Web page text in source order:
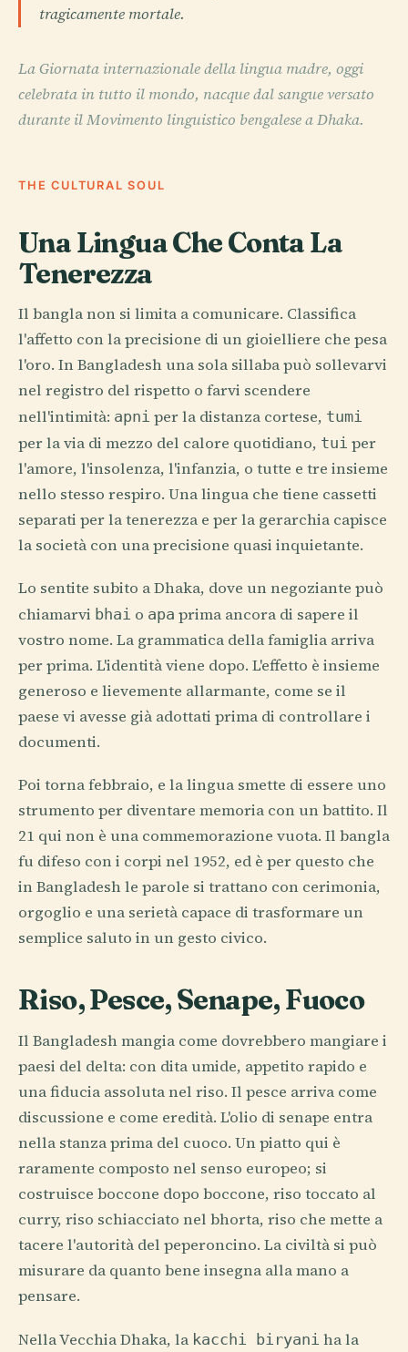
tragicamente mortale.
La Giornata internazionale della lingua madre, oggi
celebrata in tutto il mondo, nacque dal sangue versato
durante il Movimento linguistico bengalese a Dhaka.
THE CULTURAL SOUL
Una Lingua Che Conta La
Tenerezza
Il bangla non si limita a comunicare. Classifica
l'affetto con la precisione di un gioielliere che pesa
l'oro. In Bangladesh una sola sillaba può sollevarvi
nel registro del rispetto o farvi scendere
nell'intimità: apni per la distanza cortese, tumi
per la via di mezzo del calore quotidiano, tui per
l'amore, l'insolenza, l'infanzia, o tutte e tre insieme
nello stesso respiro. Una lingua che tiene cassetti
separati per la tenerezza e per la gerarchia capisce
la società con una precisione quasi inquietante.
Lo sentite subito a Dhaka, dove un negoziante può
chiamarvi bhai o apa prima ancora di sapere il
vostro nome. La grammatica della famiglia arriva
per prima. L'identità viene dopo. L'effetto è insieme
generoso e lievemente allarmante, come se il
paese vi avesse già adottati prima di controllare i
documenti.
Poi torna febbraio, e la lingua smette di essere uno
strumento per diventare memoria con un battito. Il
21 qui non è una commemorazione vuota. Il bangla
fu difeso con i corpi nel 1952, ed è per questo che
in Bangladesh le parole si trattano con cerimonia,
orgoglio e una serietà capace di trasformare un
semplice saluto in un gesto civico.
Riso, Pesce, Senape, Fuoco
Il Bangladesh mangia come dovrebbero mangiare i
paesi del delta: con dita umide, appetito rapido e
una fiducia assoluta nel riso. Il pesce arriva come
discussione e come eredità. L'olio di senape entra
nella stanza prima del cuoco. Un piatto qui è
raramente composto nel senso europeo; si
costruisce boccone dopo boccone, riso toccato al
curry, riso schiacciato nel bhorta, riso che mette a
tacere l'autorità del peperoncino. La civiltà si può
misurare da quanto bene insegna alla mano a
pensare.
Nella Vecchia Dhaka, la kacchi biryani ha la